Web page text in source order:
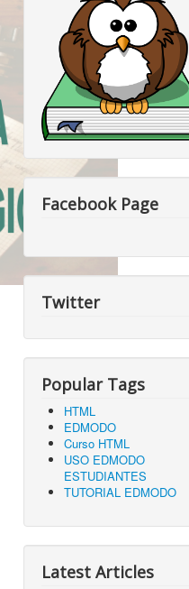
Facebook Page
Twitter
Popular Tags
HTML
EDMODO
Curso HTML
USO EDMODO
ESTUDIANTES
TUTORIAL EDMODO
Latest Articles